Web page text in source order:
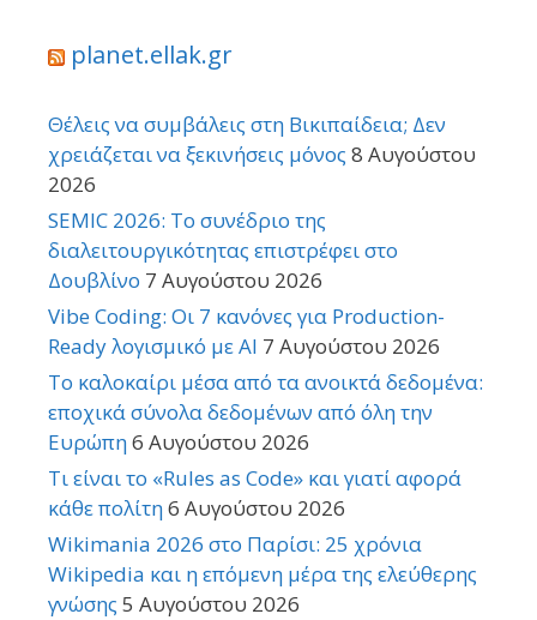
planet.ellak.gr
Θέλεις να συμβάλεις στη Βικιπαίδεια; Δεν
χρειάζεται να ξεκινήσεις μόνος 8 Αυγούστου
2026
SEMIC 2026: Το συνέδριο της
διαλειτουργικότητας επιστρέφει στο
Δουβλίνο 7 Αυγούστου 2026
Vibe Coding: Οι 7 κανόνες για Production-
Ready λογισμικό με AI 7 Αυγούστου 2026
Το καλοκαίρι μέσα από τα ανοικτά δεδομένα:
εποχικά σύνολα δεδομένων από όλη την
Ευρώπη6 Αυγούστου 2026
Τι είναι το «Rules as Code» και γιατί αφορά
κάθε πολίτη6 Αυγούστου 2026
Wikimania 2026 στο Παρίσι: 25 χρόνια
Wikipedia και η επόμενη μέρα της ελεύθερης
γνώσης 5 Αυγούστου 2026